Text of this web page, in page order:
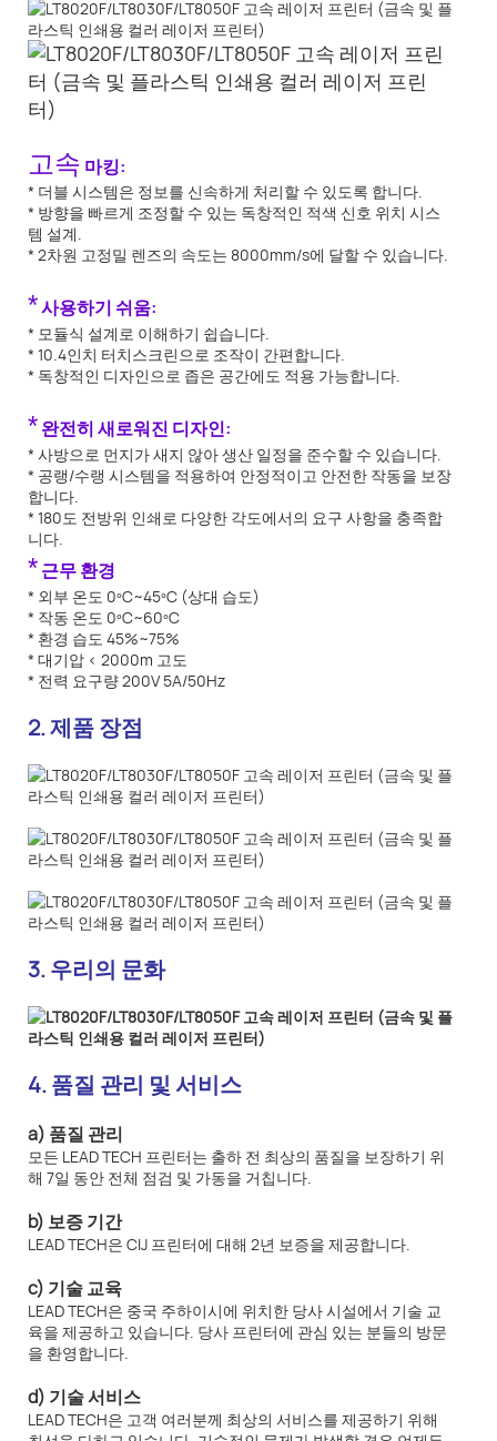
고속 마킹:
* 더블 시스템은 정보를 신속하게 처리할 수 있도록 합니다.
* 방향을 빠르게 조정할 수 있는 독창적인 적색 신호 위치 시스
템 설계.
* 2차원 고정밀 렌즈의 속도는 8000mm/s에 달할 수 있습니다.
*사용하기 쉬움:
* 모듈식 설계로 이해하기 쉽습니다.
* 10.4인치 터치스크린으로 조작이 간편합니다.
* 독창적인 디자인으로 좁은 공간에도 적용 가능합니다.
*완전히 새로워진 디자인:
* 사방으로 먼지가 새지 않아 생산 일정을 준수할 수 있습니다.
* 공랭/수랭 시스템을 적용하여 안정적이고 안전한 작동을 보장
합니다.
* 180도 전방위 인쇄로 다양한 각도에서의 요구 사항을 충족합
니다.
*근무 환경
* 외부 온도 0ºC~45ºC (상대 습도)
* 작동 온도 0ºC~60ºC
* 환경 습도 45%~75%
* 대기압 < 2000m 고도
* 전력 요구량 200V 5A/50Hz
2. 제품 장점
3. 우리의 문화
4. 품질 관리 및 서비스
a) 품질 관리
모든 LEAD TECH 프린터는 출하 전 최상의 품질을 보장하기 위
해 7일 동안 전체 점검 및 가동을 거칩니다.
b) 보증 기간
LEAD TECH은 CIJ 프린터에 대해 2년 보증을 제공합니다.
c) 기술 교육
LEAD TECH은 중국 주하이시에 위치한 당사 시설에서 기술 교
육을 제공하고 있습니다. 당사 프린터에 관심 있는 분들의 방문
을 환영합니다.
d) 기술 서비스
LEAD TECH은 고객 여러분께 최상의 서비스를 제공하기 위해